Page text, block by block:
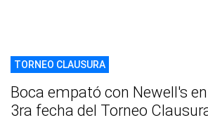
TORNEO CLAUSURA
Boca empató con Newell's
3ra fecha del Torneo